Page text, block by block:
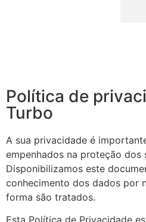
Política de
Turbo
A sua privacidade é
empenhados na proteção dos
Disponibilizamos este
conhecimento dos dados por
forma são tratados.
Esta Política de Privacidade